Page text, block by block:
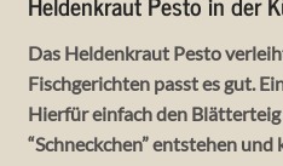
Das Heldenkraut Pesto
Fischgerichten passt es gut.
Hierfür einfach den
“Schneckchen” entstehen